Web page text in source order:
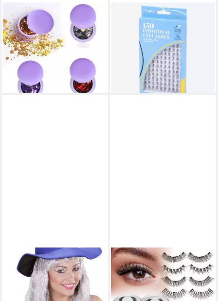
DEBAIJIA
Lidschatten 4 Farben Körper
Glitter Gesicht Glitter Make-
up
13,99 €
lieferbar in 3 Wochen
SPECTRUM
Einzelwimpern Einzelne
Wimpern 150 Stück inkl.
Klebstoff, 151 tlg.
UVP14,95 €
lieferbar - in 5-6 Werktagen bei dir
WIDMANN S.R.L.
Bandwimpern Glitzer
Wimpern und Künstliche
Nägel Set Silber
MOPUEA
Magnetwimpern Magnetische
Wimpern 4 Paar Ohne Kleber
Wiederverwendbar mit